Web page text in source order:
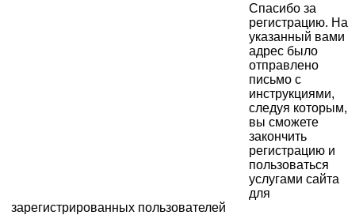
Спасибо за
регистрацию. На
указанный вами
адрес было
отправлено
письмо с
инструкциями,
следуя которым,
вы сможете
закончить
регистрацию и
пользоваться
услугами сайта
для
зарегистрированных пользователей